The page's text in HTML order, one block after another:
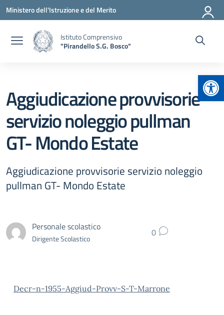
Vai ai contenuti
Vai al menu di navigazione
Vai al footer
Ministero dell'Istruzione e del Merito
Istituto Comprensivo
"Pirandello S.G. Bosco"
Aggiudicazione provvisorie
servizio noleggio pullman
GT- Mondo Estate
Aggiudicazione provvisorie servizio noleggio
pullman GT- Mondo Estate
Personale scolastico
Dirigente Scolastico 0
Decr-n-1955-Aggiud-Provv-S-T-Marrone